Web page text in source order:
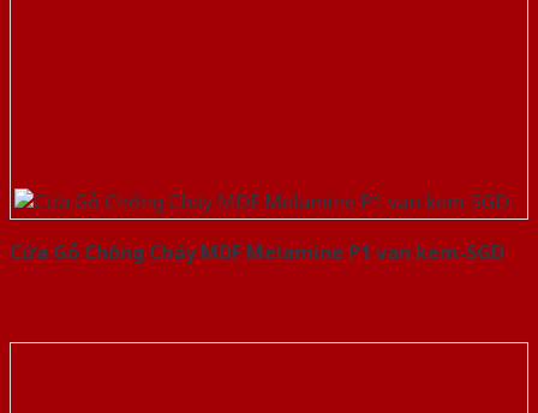
Cửa Gỗ Chống Cháy MDF Melamine P1 van kem-SGD